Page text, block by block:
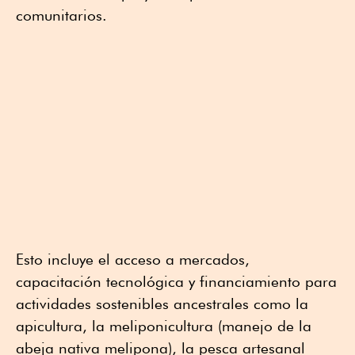
comunitarios.
Esto incluye el acceso a mercados,
capacitación tecnológica y financiamiento para
actividades sostenibles ancestrales como la
apicultura, la meliponicultura (manejo de la
abeja nativa melipona), la pesca artesanal